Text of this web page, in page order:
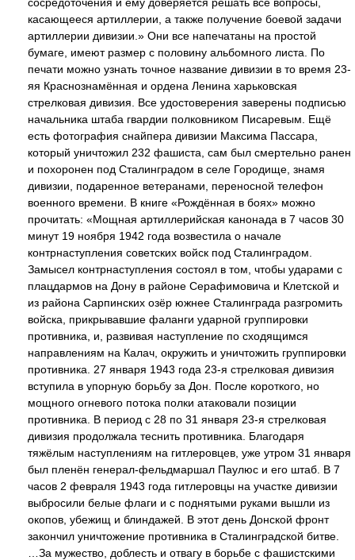
касающееся артиллерии, а также получение боевой задачи
артиллерии дивизии.» Они все напечатаны на простой
бумаге, имеют размер с половину альбомного листа. По
печати можно узнать точное название дивизии в то время 23-
яя Краснознамённая и ордена Ленина харьковская
стрелковая дивизия. Все удостоверения заверены подписью
начальника штаба гвардии полковником Писаревым. Ещё
есть фотография снайпера дивизии Максима Пассара,
который уничтожил 232 фашиста, сам был смертельно ранен
и похоронен под Сталинградом в селе Городище, знамя
дивизии, подаренное ветеранами, переносной телефон
военного времени. В книге «Рождённая в боях» можно
прочитать: «Мощная артиллерийская канонада в 7 часов 30
минут 19 ноября 1942 года возвестила о начале
контрнаступления советских войск под Сталинградом.
Замысел контрнаступления состоял в том, чтобы ударами с
плацдармов на Дону в районе Серафимовича и Клетской и
из района Сарпинских озёр южнее Сталинграда разгромить
войска, прикрывавшие фаланги ударной группировки
противника, и, развивая наступление по сходящимся
направлениям на Калач, окружить и уничтожить группировки
противника. 27 января 1943 года 23-я стрелковая дивизия
вступила в упорную борьбу за Дон. После короткого, но
мощного огневого потока полки атаковали позиции
противника. В период с 28 по 31 января 23-я стрелковая
дивизия продолжала теснить противника. Благодаря
тяжёлым наступлениям на гитлеровцев, уже утром 31 января
был пленён генерал-фельдмаршал Паулюс и его штаб. В 7
часов 2 февраля 1943 года гитлеровцы на участке дивизии
выбросили белые флаги и с поднятыми руками вышли из
окопов, убежищ и блиндажей. В этот день Донской фронт
закончил уничтожение противника в Сталинградской битве.
…За мужество, доблесть и отвагу в борьбе с фашистскими